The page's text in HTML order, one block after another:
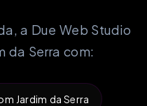
a Due Web Studio
da Serra com:
Jardim da Serra